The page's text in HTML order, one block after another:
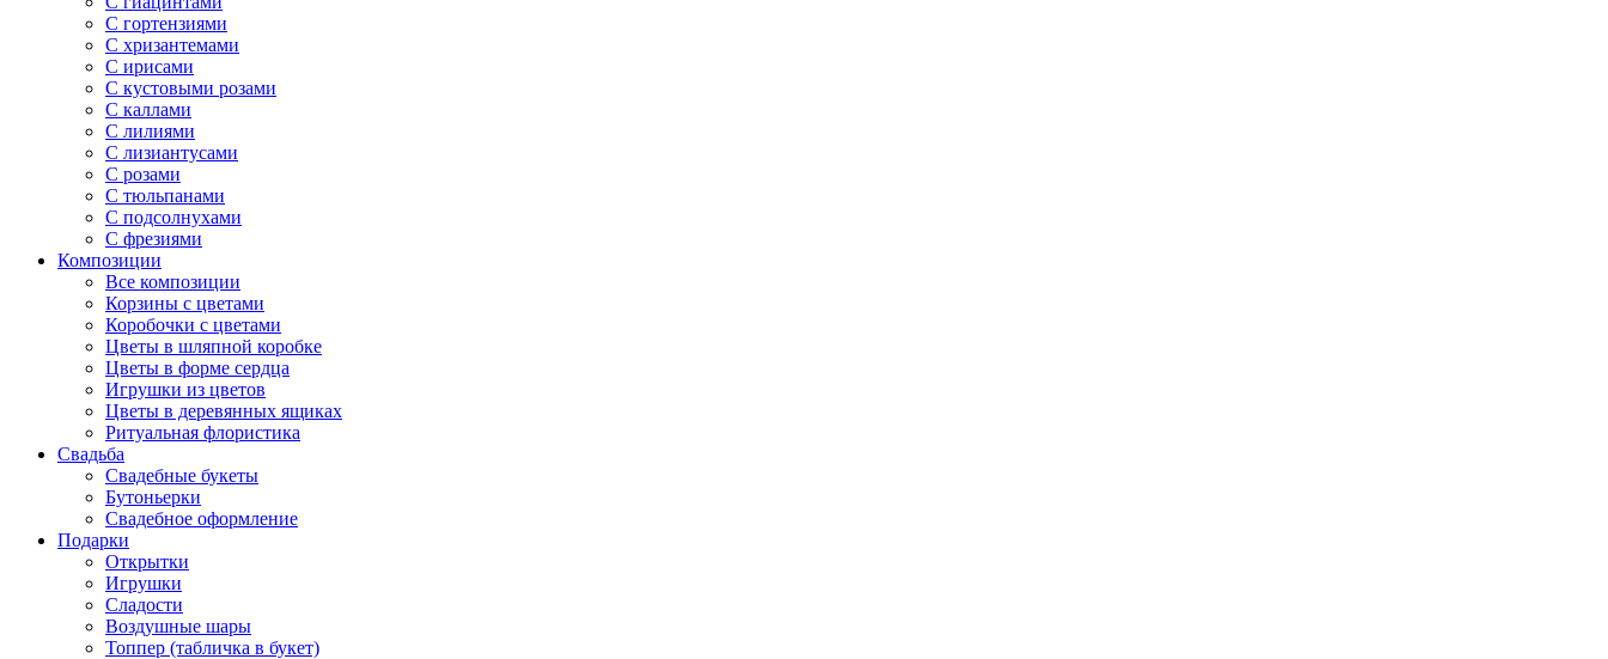
С гортензиями
С хризантемами
С ирисами
С кустовыми розами
С каллами
С лилиями
С лизиантусами
С розами
С тюльпанами
С подсолнухами
С фрезиями
Композиции
Все композиции
Корзины с цветами
Коробочки с цветами
Цветы в шляпной коробке
Цветы в форме сердца
Игрушки из цветов
Цветы в деревянных ящиках
Ритуальная флористика
Свадьба
Свадебные букеты
Бутоньерки
Свадебное оформление
Подарки
Открытки
Игрушки
Сладости
Воздушные шары
Топпер (табличка в букет)